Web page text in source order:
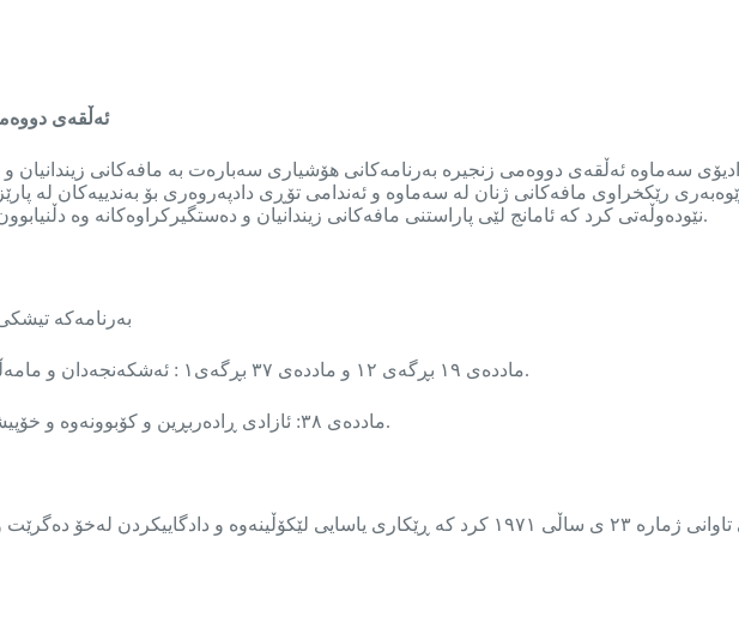
ئەڵقەی
تشرینی یەکەمی ٢٠٢٤، ڕادیۆی سەماوه ئەڵقەی دووەمی زنجیرە بەرنامەکانی هۆشیاری سەبارەت بە
رێکخراوی مافەکانی ژنان لە سەماوه و ئەندامی تۆڕی دادپەروەری بۆ بەندییەکان لە
نێودەوڵەتی کرد کە ئامانج لێی پاراستنی مافەکانی زیندانیان و دەستگیرکراوەکانە وە دڵنیابوون لەوەی کە بە شکۆمەندی و مرۆڤایەتییەوە مامەڵەیان لەگەڵدا دەکرێت.
بەرنامەکە
ماددەی ١٩ بڕگەی ١٢ و ماددەی ٣٧ بڕگەی١ : ئەشکەنجەدان و مامەڵەی نامرۆڤانە و سووکایەتی قەدەغە دەکات و شکۆی مرۆڤ دەپارێزێت.
ماددەی ٣٨: ئازادی ڕادەربڕین و کۆبوونەوە و خۆپیشاندان تەنانەت لە زیندانەکانیش دەستەبەر دەکات لە چوارچێوەی یاسادا.
بەرنامەکە تاوتوێی یاسای ڕێوشوێنی تاوانی ژمارە ٢٣ ی ساڵی ١٩٧١ کرد کە ڕێکاری یاسایی